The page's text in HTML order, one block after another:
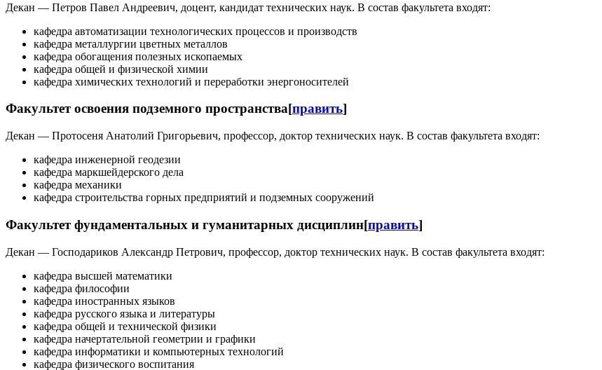
Декан — Петров Павел Андреевич, доцент, кандидат технических наук. В состав факультета входят:
кафедра автоматизации технологических процессов и производств
кафедра металлургии цветных металлов
кафедра обогащения полезных ископаемых
кафедра общей и физической химии
кафедра химических технологий и переработки энергоносителей
Факультет освоения подземного пространства[править]
Декан — Протосеня Анатолий Григорьевич, профессор, доктор технических наук. В состав факультета входят:
кафедра инженерной геодезии
кафедра маркшейдерского дела
кафедра механики
кафедра строительства горных предприятий и подземных сооружений
Факультет фундаментальных и гуманитарных дисциплин[править]
Декан — Господариков Александр Петрович, профессор, доктор технических наук. В состав факультета входят:
кафедра высшей математики
кафедра философии
кафедра иностранных языков
кафедра русского языка и литературы
кафедра общей и технической физики
кафедра начертательной геометрии и графики
кафедра информатики и компьютерных технологий
кафедра физического воспитания